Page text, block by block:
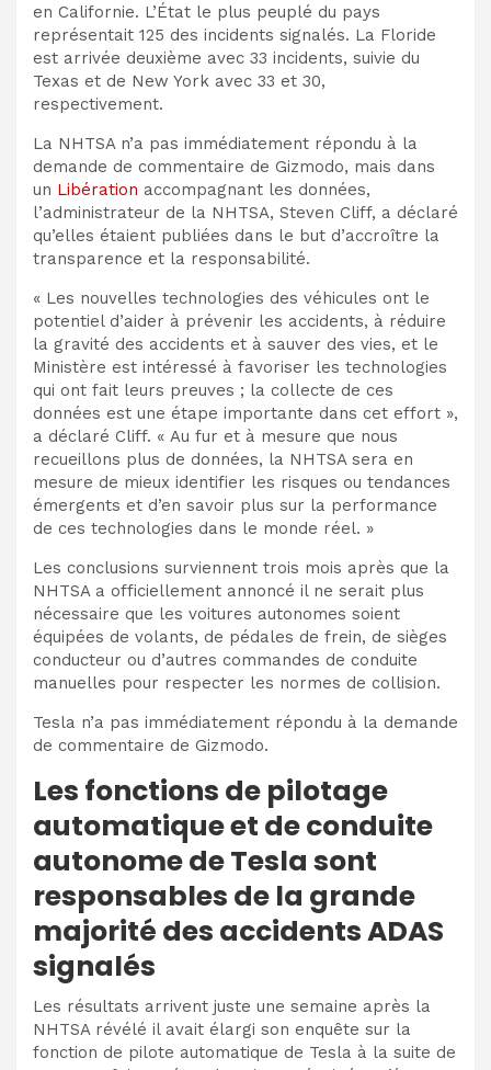
en Californie. L’État le plus peuplé du pays
représentait 125 des incidents signalés. La Floride
est arrivée deuxième avec 33 incidents, suivie du
Texas et de New York avec 33 et 30,
respectivement.
La NHTSA n’a pas immédiatement répondu à la
demande de commentaire de Gizmodo, mais dans
un Libération accompagnant les données,
l’administrateur de la NHTSA, Steven Cliff, a déclaré
qu’elles étaient publiées dans le but d’accroître la
transparence et la responsabilité.
« Les nouvelles technologies des véhicules ont le
potentiel d’aider à prévenir les accidents, à réduire
la gravité des accidents et à sauver des vies, et le
Ministère est intéressé à favoriser les technologies
qui ont fait leurs preuves ; la collecte de ces
données est une étape importante dans cet effort »,
a déclaré Cliff. « Au fur et à mesure que nous
recueillons plus de données, la NHTSA sera en
mesure de mieux identifier les risques ou tendances
émergents et d’en savoir plus sur la performance
de ces technologies dans le monde réel. »
Les conclusions surviennent trois mois après que la
NHTSA a officiellement annoncé il ne serait plus
nécessaire que les voitures autonomes soient
équipées de volants, de pédales de frein, de sièges
conducteur ou d’autres commandes de conduite
manuelles pour respecter les normes de collision.
Tesla n’a pas immédiatement répondu à la demande
de commentaire de Gizmodo.
Les fonctions de pilotage
automatique et de conduite
autonome de Tesla sont
responsables de la grande
majorité des accidents ADAS
signalés
Les résultats arrivent juste une semaine après la
NHTSA révélé il avait élargi son enquête sur la
fonction de pilote automatique de Tesla à la suite de